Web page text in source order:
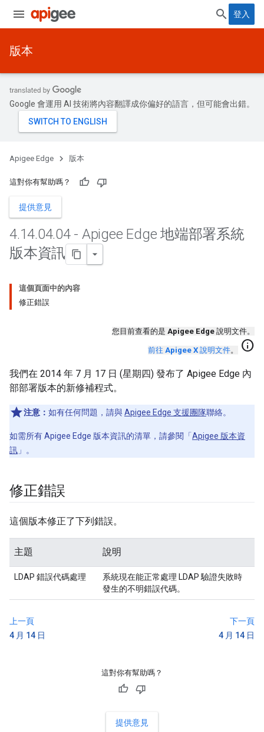
登入
版本
Google 會運用 AI 技術將內容翻譯成你偏好的語言，但可能會出錯。
Apigee Edge 版本
這對你有幫助嗎？
提供意見
4.14.04.04 - Apigee Edge 地端部署系統
版本資訊
這個頁面中的內容
修正錯誤
您目前查看的是 Apigee Edge 說明文件。
前往 Apigee X 說明文件。 info
我們在 2014 年 7 月 17 日 (星期四) 發布了 Apigee Edge 內
部部署版本的新修補程式。
注意： 如有任何問題，請與Apigee Edge 支援團隊聯絡。
如需所有 Apigee Edge 版本資訊的清單，請參閱「 Apigee 版本資
訊 」。
修正錯誤
這個版本修正了下列錯誤。
主題 說明
LDAP 錯誤代碼處理
系統現在能正常處理 LDAP 驗證失敗時
發生的不明錯誤代碼。
上一頁
4 月 14 日
下一頁
4 月 14 日
這對你有幫助嗎？
提供意見